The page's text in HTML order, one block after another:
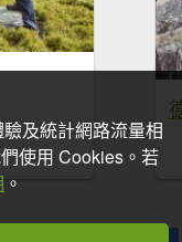
及統計網路流量相
使用 Cookies。若
。